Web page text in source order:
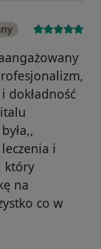
dokładność
i
który
na
co w